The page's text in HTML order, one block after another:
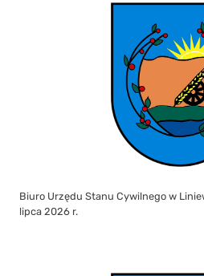
Biuro Urzędu Stanu Cywilnego w
lipca 2026 r.